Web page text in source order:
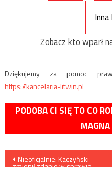
Zobacz kto wparł
Dziękujemy za pomoc
https://kancelaria-litwin.pl
PODOBA CI SIĘ TO CO
Nawigacja
Nieoficjalnie: Kaczyński
zmienił zdanie w sprawie